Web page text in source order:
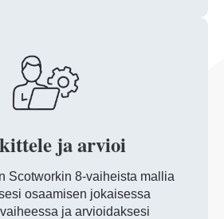
ja arvioi
Scotworkin 8-vaiheista mallia
osaamisen jokaisessa
ja arvioidaksesi